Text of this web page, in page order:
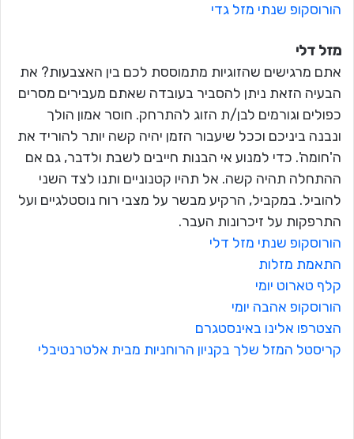
הורוסקופ שנתי מזל גדי
מזל דלי
אתם מרגישים שהזוגיות מתמוססת לכם בין האצבעות? את
הבעיה הזאת ניתן להסביר בעובדה שאתם מעבירים מסרים
כפולים וגורמים לבן/ת הזוג להתרחק. חוסר אמון הולך
ונבנה ביניכם וככל שיעבור הזמן יהיה קשה יותר להוריד את
ה'חומה'. כדי למנוע אי הבנות חייבים לשבת ולדבר, גם אם
ההתחלה תהיה קשה. אל תהיו קטנוניים ותנו לצד השני
להוביל. במקביל, הרקיע מבשר על מצבי רוח נוסטלגיים ועל
התרפקות על זיכרונות העבר.
הורוסקופ שנתי מזל דלי
התאמת מזלות
קלף טארוט יומי
הורוסקופ אהבה יומי
הצטרפו אלינו באינסטגרם
קריסטל המזל שלך בקניון הרוחניות מבית אלטרנטיבלי